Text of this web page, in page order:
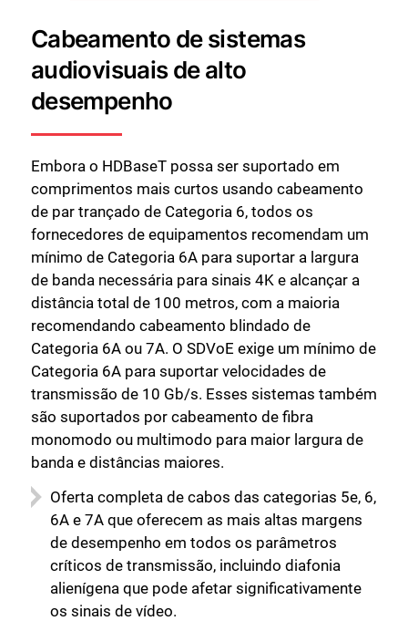
Cabeamento de sistemas
audiovisuais de alto
desempenho
Embora o HDBaseT possa ser suportado em
comprimentos mais curtos usando cabeamento
de par trançado de Categoria 6, todos os
fornecedores de equipamentos recomendam um
mínimo de Categoria 6A para suportar a largura
de banda necessária para sinais 4K e alcançar a
distância total de 100 metros, com a maioria
recomendando cabeamento blindado de
Categoria 6A ou 7A. O SDVoE exige um mínimo de
Categoria 6A para suportar velocidades de
transmissão de 10 Gb/s. Esses sistemas também
são suportados por cabeamento de fibra
monomodo ou multimodo para maior largura de
banda e distâncias maiores.
Oferta completa de cabos das categorias 5e, 6,
6A e 7A que oferecem as mais altas margens
de desempenho em todos os parâmetros
críticos de transmissão, incluindo diafonia
alienígena que pode afetar significativamente
os sinais de vídeo.